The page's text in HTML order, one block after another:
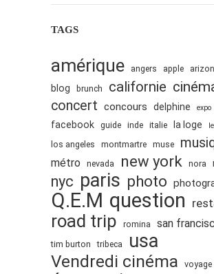
août 2010
juillet 2010
mai 2010
avril 2010
mars 2010
février 2010
janvier 2010
novembre 2009
octobre 2009
août 2009
TAGS
amérique angers apple
blog brunch californie
concert concours delphine expo
facebook guide inde italie la loge
los angeles montmartre muse
métro nevada new york nora
nyc paris photo
Q.E.M question
road trip romina san
tim burton
tribeca usa
Vendredi cinéma voyage